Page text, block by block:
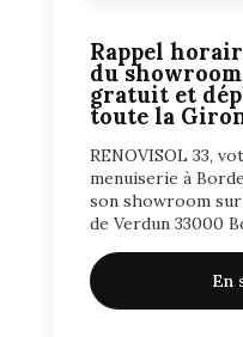
Rappel
du
gratuit et
toute la
RENOVISOL 33,
menuiserie à
son showroom
de Verdun 33000
En